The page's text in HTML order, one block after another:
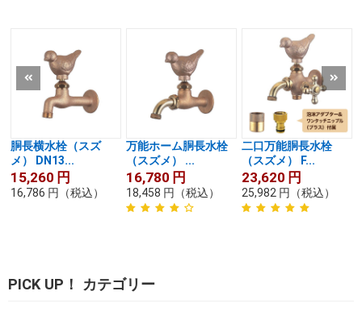
胴長横水栓（スズ
メ） DN13...
15,260 円
16,786 円 （税込）
万能ホーム胴長水栓
（スズメ） ...
16,780 円
18,458 円 （税込）
二口万能胴長水栓
（スズメ） F...
23,620 円
25,982 円 （税込）
PICK UP！ カテゴリー